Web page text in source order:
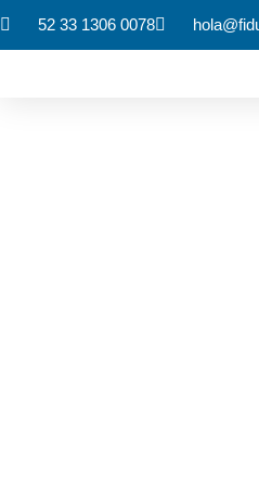
52 33 1306 0078